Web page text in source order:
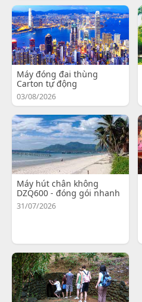
Máy đóng đai thùng
Carton tự động
03/08/2026
Máy hút chân không
DZQ600 - đóng gói nhanh
31/07/2026